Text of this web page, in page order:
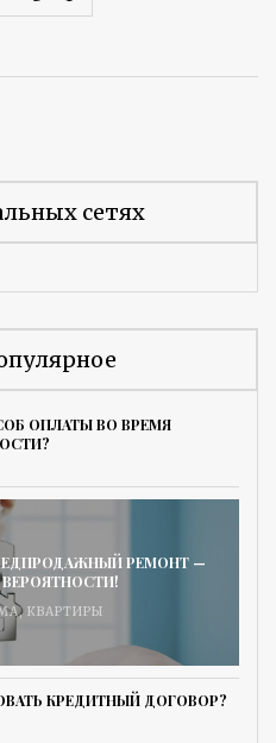
сетях
ОПЛАТЫ ВО ВРЕМЯ
РЕМОНТ —
, КВАРТИРЫ
КРЕДИТНЫЙ ДОГОВОР?